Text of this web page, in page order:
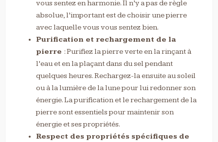
vous sentez en harmonie. Il n’y a pas de règle
absolue, l’important est de choisir une pierre
avec laquelle vous vous sentez bien.
Purification et rechargement de la
pierre : Purifiez la pierre verte en la rinçant à
l’eau et en la plaçant dans du sel pendant
quelques heures. Rechargez-la ensuite au soleil
ou à la lumière de la lune pour lui redonner son
énergie. La purification et le rechargement de la
pierre sont essentiels pour maintenir son
énergie et ses propriétés.
Respect des propriétés spécifiques de